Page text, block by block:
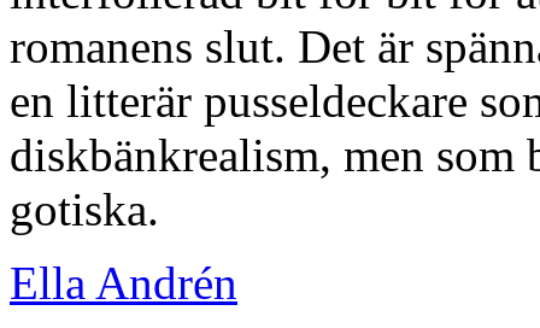
romanens slut. Det är
en litterär pusseldeckare
diskbänkrealism, men
gotiska.
Ella Andrén